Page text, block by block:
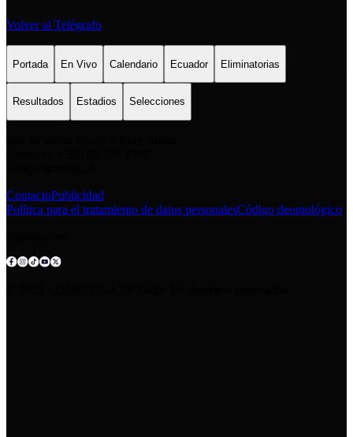
Volver al Telégrafo
Portada En Vivo Calendario Ecuador Eliminatorias
Resultados Estadios Selecciones
ContactoPublicidad
Política para el tratamiento de datos personalesCódigo deontológico